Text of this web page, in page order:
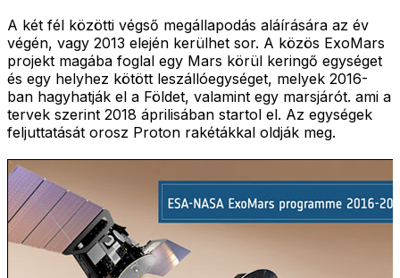
A két fél közötti végső megállapodás aláírására az év
végén, vagy 2013 elején kerülhet sor. A közös ExoMars
projekt magába foglal egy Mars körül keringő egységet
és egy helyhez kötött leszállóegységet, melyek 2016-
ban hagyhatják el a Földet, valamint egy marsjárót. ami a
tervek szerint 2018 áprilisában startol el. Az egységek
feljuttatását orosz Proton rakétákkal oldják meg.